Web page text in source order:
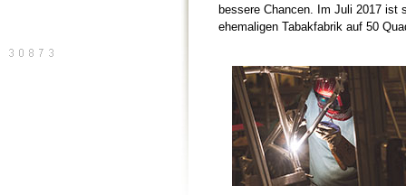
bessere Chancen. Im Juli 2017 ist
ehemaligen Tabakfabrik auf 50